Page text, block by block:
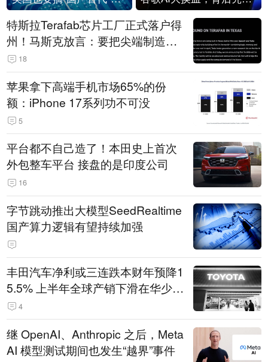
特斯拉Terafab芯片工厂正式落户得
州！马斯克放言：要把尖端制造带
回美国
18
苹果拿下高端手机市场65%的份
额：iPhone 17系列功不可没
5
平台都不自己造了！本田史上首次
外包整车平台 接盘的是印度公司
16
字节跳动推出大模型SeedRealtime
国产算力逻辑有望持续加强
丰田汽车净利或三连跌本财年预降1
5.5% 上半年全球产销下滑在华少卖
14.3万辆
4
继 OpenAI、Anthropic 之后，Meta
AI 模型测试期间也发生“越界”事件